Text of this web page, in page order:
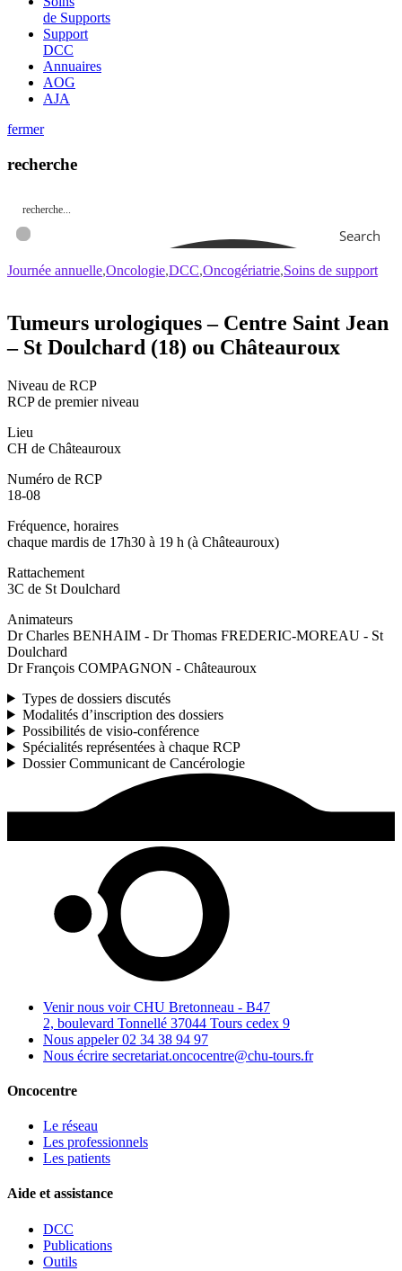
de Supports
Support
DCC
Annuaires
AOG
AJA
fermer
recherche
Search
Journée annuelle Oncologie DCC Oncogériatrie Soins de support
Tumeurs urologiques – Centre Saint Jean
– St Doulchard (18) ou Châteauroux
Niveau de RCP
RCP de premier niveau
Lieu
CH de Châteauroux
Numéro de RCP
18-08
Fréquence, horaires
chaque mardis de 17h30 à 19 h (à Châteauroux)
Rattachement
3C de St Doulchard
Animateurs
Dr Charles BENHAIM - Dr Thomas FREDERIC-MOREAU - St
Doulchard
Dr François COMPAGNON - Châteauroux
Types de dossiers discutés
Modalités d’inscription des dossiers
Possibilités de visio-conférence
Spécialités représentées à chaque RCP
Dossier Communicant de Cancérologie
Venir nous voir CHU Bretonneau - B47
2, boulevard Tonnellé 37044 Tours cedex 9
Nous appeler 02 34 38 94 97
Nous écrire secretariat.oncocentre@chu-tours.fr
Oncocentre
Le réseau
Les professionnels
Les patients
Aide et assistance
DCC
Publications
Outils